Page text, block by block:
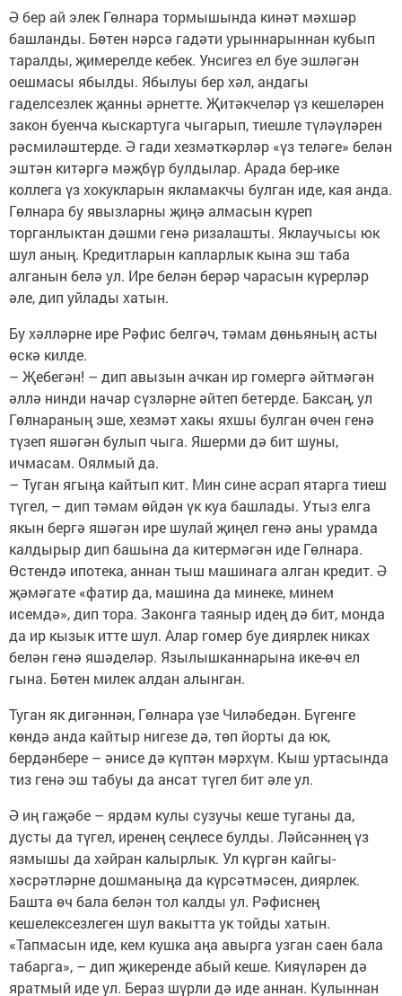
Ә бер ай элек Гөлнара тормышында кинәт мәхшәр
башланды. Бөтен нәрсә гадәти урыннарыннан кубып
таралды, җимерелде кебек. Унсигез ел буе эшләгән
оешмасы ябылды. Ябылуы бер хәл, андагы
гаделсезлек җанны әрнетте. Җитәкчеләр үз кешеләрен
закон буенча кыскартуга чыгарып, тиешле түләүләрен
рәсмиләштерде. Ә гади хезмәткәрләр «үз теләге» белән
эштән китәргә мәҗбүр булдылар. Арада бер-ике
коллега үз хокукларын якламакчы булган иде, кая анда.
Гөлнара бу явызларны җиңә алмасын күреп
торганлыктан дәшми генә ризалашты. Яклаучысы юк
шул аның. Кредитларын капларлык кына эш таба
алганын белә ул. Ире белән берәр чарасын күрерләр
әле, дип уйлады хатын.
Бу хәлләрне ире Рәфис белгәч, тәмам дөньяның асты
өскә килде.
– Җебегән! – дип авызын ачкан ир гомергә әйтмәгән
әллә нинди начар сүзләрне әйтеп бетерде. Баксаң, ул
Гөлнараның эше, хезмәт хакы яхшы булган өчен генә
түзеп яшәгән булып чыга. Яшерми дә бит шуны,
ичмасам. Оялмый да.
– Туган ягыңа кайтып кит. Мин сине асрап ятарга тиеш
түгел, – дип тәмам өйдән үк куа башлады. Утыз елга
якын бергә яшәгән ире шулай җиңел генә аны урамда
калдырыр дип башына да китермәгән иде Гөлнара.
Өстендә ипотека, аннан тыш машинага алган кредит. Ә
җәмәгате «фатир да, машина да минеке, минем
исемдә», дип тора. Законга таяныр идең дә бит, монда
да ир кызык итте шул. Алар гомер буе диярлек никах
белән генә яшәделәр. Язылышканнарына ике-өч ел
гына. Бөтен милек алдан алынган.
Туган як дигәннән, Гөлнара үзе Чиләбедән. Бүгенге
көндә анда кайтыр нигезе дә, төп йорты да юк,
бердәнбере – әнисе дә күптән мәрхүм. Кыш уртасында
тиз генә эш табуы да ансат түгел бит әле ул.
Ә иң гаҗәбе – ярдәм кулы сузучы кеше туганы да,
дусты да түгел, иренең сеңлесе булды. Ләйсәннең үз
язмышы да хәйран калырлык. Ул күргән кайгы-
хәсрәтләрне дошманыңа да күрсәтмәсен, диярлек.
Башта өч бала белән тол калды ул. Рәфиснең
кешелексезлеген шул вакытта ук тойды хатын.
«Тапмасын иде, кем кушка аңа авырга узган саен бала
табарга», – дип җикеренде абый кеше. Кияүләрен дә
яратмый иде ул. Бераз шүрли дә иде аннан. Кулыннан